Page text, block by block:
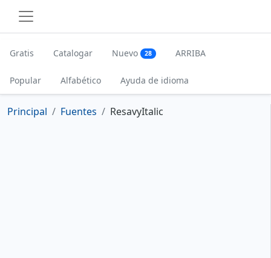
Gratis Catalogar Nuevo 28 ARRIBA
Popular Alfabético Ayuda de idioma
Principal Fuentes ResavyItalic